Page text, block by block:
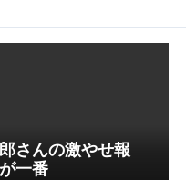
さんの激やせ報
一番